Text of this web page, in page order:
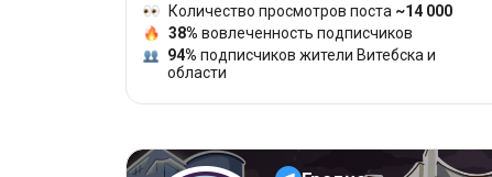
Количество просмотров поста ~14 000
38% вовлеченность подписчиков
94% подписчиков жители Витебска и
области